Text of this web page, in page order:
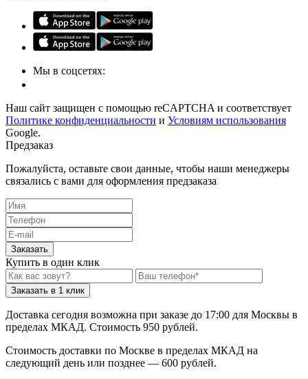
Мы в соцсетях:
Наш сайт защищен с помощью reCAPTCHA и соответствует
Политике конфиденциальности и Условиям использования
Google.
Предзаказ
Пожалуйста, оставьте свои данные, чтобы наши менеджеры
связались с вами для оформления предзаказа
Заказать
Купить в один клик
Заказать в 1 клик
Доставка сегодня возможна при заказе до 17:00 для Москвы в
пределах МКАД. Стоимость 950 рублей.
Стоимость доставки по Москве в пределах МКАД на
следующий день или позднее — 600 рублей.